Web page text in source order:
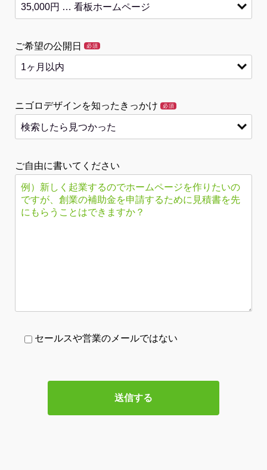
ご希望の公開日 必須
ニゴロデザインを知ったきっかけ 必須
ご自由に書いてください
セールスや営業のメールではない